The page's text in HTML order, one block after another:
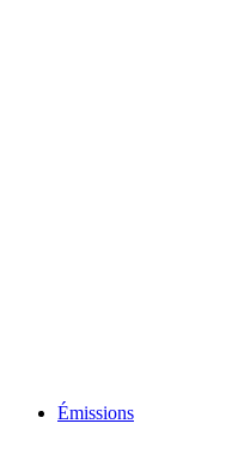
Émissions